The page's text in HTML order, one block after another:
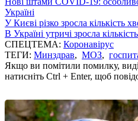
Україні
У Києві різко зросла кількість
В Україні утричі зросла
СПЕЦТЕМА: Коронавірус
ТЕГИ: Минздрав, МОЗ,
Якщо ви помітили помилку,
натисніть Ctrl + Enter, щоб